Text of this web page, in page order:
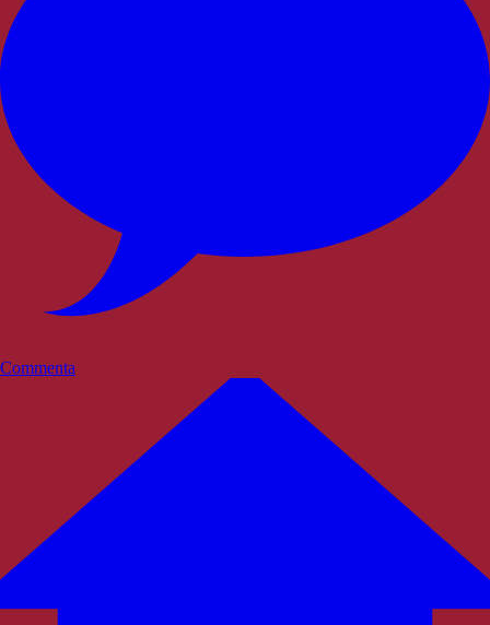
Commenta